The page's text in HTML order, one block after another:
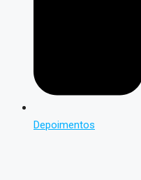
Depoimentos